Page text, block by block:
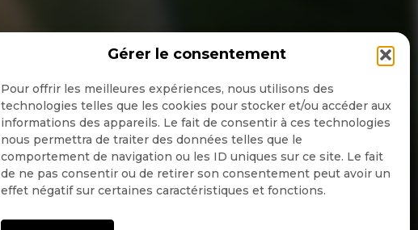
Gérer le consentement
Pour offrir les meilleures expériences, nous utilisons des
technologies telles que les cookies pour stocker et/ou accéder aux
informations des appareils. Le fait de consentir à ces technologies
nous permettra de traiter des données telles que le
comportement de navigation ou les ID uniques sur ce site. Le fait
de ne pas consentir ou de retirer son consentement peut avoir un
effet négatif sur certaines caractéristiques et fonctions.